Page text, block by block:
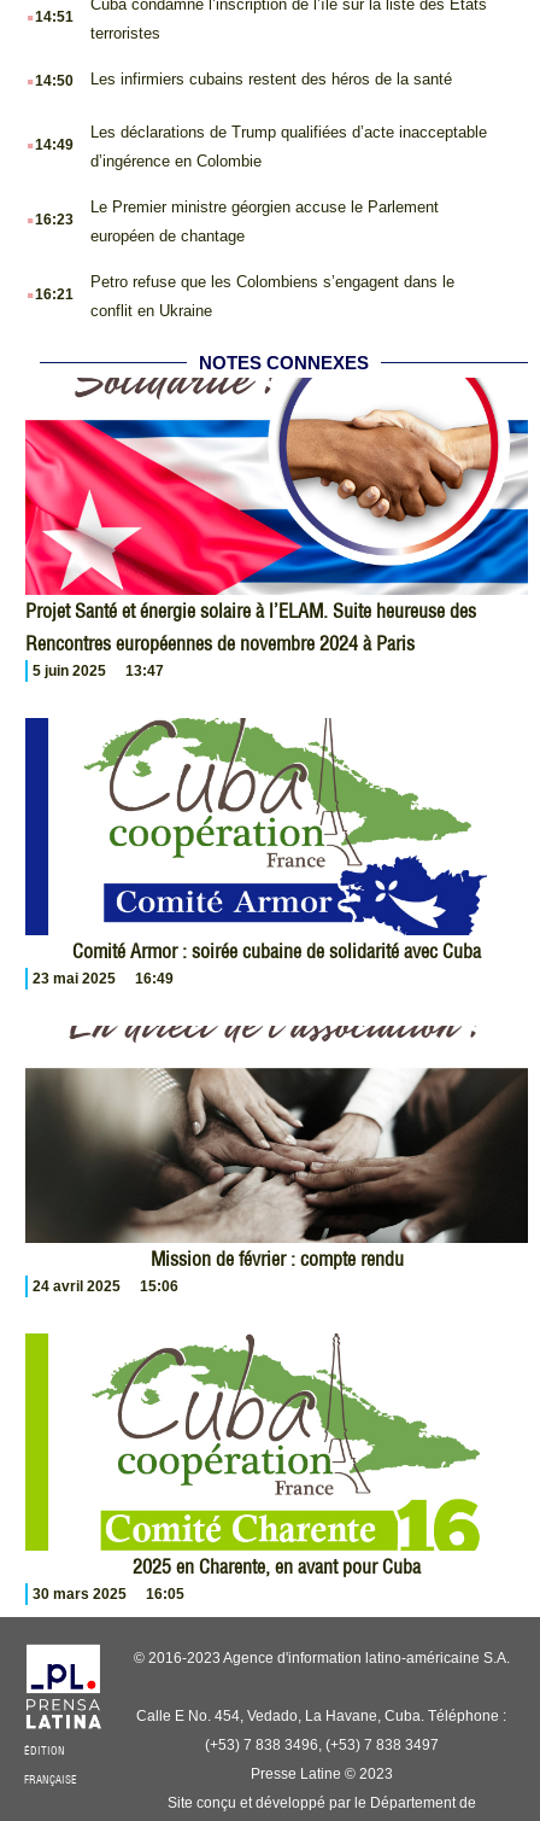
.14:51
Cuba condamne l’inscription de l’île sur la liste des États
terroristes
.14:50 Les infirmiers cubains restent des héros de la santé
.14:49
Les déclarations de Trump qualifiées d’acte inacceptable
d’ingérence en Colombie
.16:23
Le Premier ministre géorgien accuse le Parlement
européen de chantage
.16:21
Petro refuse que les Colombiens s’engagent dans le
conflit en Ukraine
NOTES CONNEXES
Projet Santé et énergie solaire à l’ELAM. Suite heureuse des
Rencontres européennes de novembre 2024 à Paris
5 juin 2025 13:47
Comité Armor : soirée cubaine de solidarité avec Cuba
23 mai 2025 16:49
Mission de février : compte rendu
24 avril 2025 15:06
2025 en Charente, en avant pour Cuba
30 mars 2025 16:05
ÉDITION
FRANÇAISE
© 2016-2023 Agence d'information latino-américaine S.A.
Calle E No. 454, Vedado, La Havane, Cuba. Téléphone :
(+53) 7 838 3496, (+53) 7 838 3497
Presse Latine © 2023
Site conçu et développé par le Département de